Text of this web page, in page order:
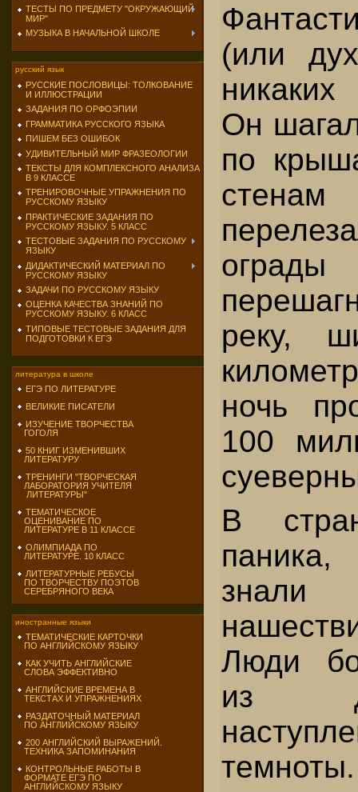
ТЕСТЫ ПО ПРЕДМЕТУ "ОКРУЖАЮЩИЙ
МИР"
МУЗЫКА В НАЧАЛЬНОЙ ШКОЛЕ
русский язык
РУССКИЕ ПОСЛОВИЦЫ: ТОЛКОВАНИЕ
И ИЛЛЮСТРАЦИИ
ЗАДАНИЯ ПО ОРФОЭПИИ
ГРАММАТИКА РУССКОГО ЯЗЫКА
ПИШЕМ БЕЗ ОШИБОК
УДИВИТЕЛЬНЫЙ МИР ФРАЗЕОЛОГИИ
ТЕКСТЫ ДЛЯ КОМПЛЕКСНОГО АНАЛИЗА
В 9 КЛАССЕ
ТРЕНИРОВОЧНЫЕ УПРАЖНЕНИЯ ПО
РУССКОМУ ЯЗЫКУ
ПРАКТИЧЕСКИЕ ЗАДАНИЯ ПО
РУССКОМУ ЯЗЫКУ. 5 КЛАСС
ТЕСТОВЫЕ ЗАДАНИЯ ПО РУССКОМУ
ЯЗЫКУ
ДИДАКТИЧЕСКИЙ МАТЕРИАЛ ПО
РУССКОМУ ЯЗЫКУ
ЗАДАЧИ ПО РУССКОМУ ЯЗЫКУ
ОЦЕНКА КАЧЕСТВА ЗНАНИЙ ПО
РУССКОМУ ЯЗЫКУ. 6 КЛАСС
ТИПОВЫЕ ТЕСТОВЫЕ ЗАДАНИЯ ДЛЯ
ПОДГОТОВКИ К ЕГЭ
литература в школе
ЕГЭ ПО ЛИТЕРАТУРЕ
ВЕЛИКИЕ ПИСАТЕЛИ
ИЗУЧЕНИЕ ТВОРЧЕСТВА
ГОГОЛЯ
50 КНИГ ИЗМЕНИВШИХ
ЛИТЕРАТУРУ
ТРЕНИНГИ "ТВОРЧЕСКАЯ
ЛАБОРАТОРИЯ УЧИТЕЛЯ
ЛИТЕРАТУРЫ"
ТЕМАТИЧЕСКОЕ
ОЦЕНИВАНИЕ ПО
ЛИТЕРАТУРЕ В 11 КЛАССЕ
ОЛИМПИАДА ПО
ЛИТЕРАТУРЕ. 10 КЛАСС
ЛИТЕРАТУРНЫЕ РЕБУСЫ
ПО ТВОРЧЕСТВУ ПОЭТОВ
СЕРЕБРЯНОГО ВЕКА
иностранные языки
ТЕМАТИЧЕСКИЕ КАРТОЧКИ
ПО АНГЛИЙСКОМУ ЯЗЫКУ
КАК УЧИТЬ АНГЛИЙСКИЕ
СЛОВА ЭФФЕКТИВНО
АНГЛИЙСКИЕ ВРЕМЕНА В
ТЕКСТАХ И УПРАЖНЕНИЯХ
РАЗДАТОЧНЫЙ МАТЕРИАЛ
ПО АНГЛИЙСКОМУ ЯЗЫКУ
200 АНГЛИЙСКИЙ ВЫРАЖЕНИЙ.
ТЕХНИКА ЗАПОМИНАНИЯ
КОНТРОЛЬНЫЕ РАБОТЫ В
ФОРМАТЕ ЕГЭ ПО
АНГЛИЙСКОМУ ЯЗЫКУ
(или
никаких
Он
по
реку,
ночь
100
В
знали
Люди
из
темноты.